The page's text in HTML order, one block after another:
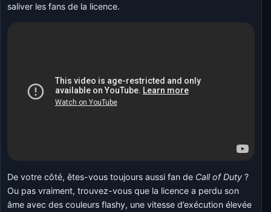
saliver les fans de la licence.
De votre côté, êtes-vous toujours aussi fan de Call of Duty ?
Ou pas vraiment, trouvez-vous que la licence a perdu son
âme avec des couleurs flashy, une vitesse d’exécution élevée